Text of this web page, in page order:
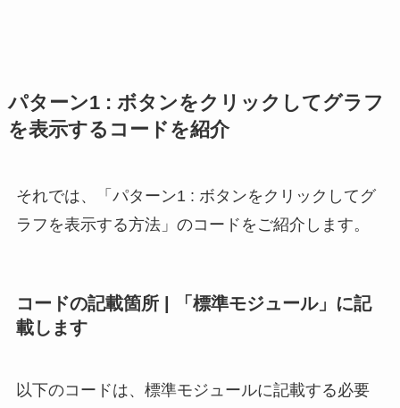
パターン1 : ボタンをクリックしてグラフ
を表示するコードを紹介
それでは、「パターン1 : ボタンをクリックしてグ
ラフを表示する方法」のコードをご紹介します。
コードの記載箇所 | 「標準モジュール」に記
載します
以下のコードは、標準モジュールに記載する必要